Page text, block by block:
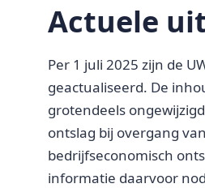
Actuele
Per 1 juli 2025 zijn de
geactualiseerd. De
grotendeels
ontslag bij overgang
bedrijfseconomisch
informatie daarvoor